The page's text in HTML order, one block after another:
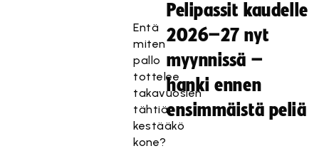
Entä
miten
pallo
tottelee
takavuosien
tähtiä,
kestääkö
kone?
Pelipassit kaudelle
2026–27 nyt
myynnissä –
hanki ennen
ensimmäistä peliä